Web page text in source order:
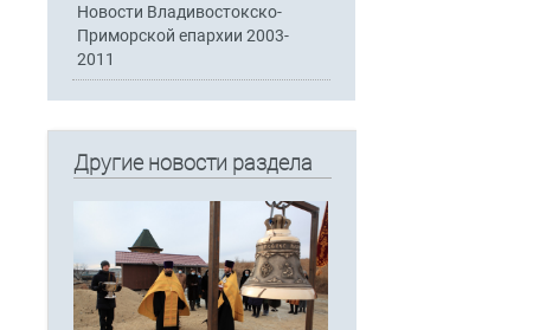
Новости Владивостокско-
Приморской епархии 2003-
2011
Другие новости раздела